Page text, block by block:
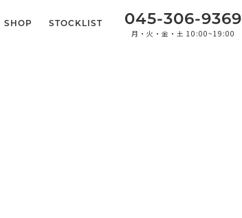
SHOP STOCKLIST 045-306-9369
月・火・金・土 10:00~19:00